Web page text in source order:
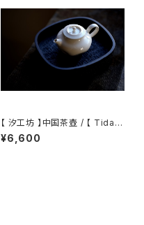
【 汐工坊 】中国茶壺 / 【 Tidal
Atelier 】Chinese teapot
¥6,600